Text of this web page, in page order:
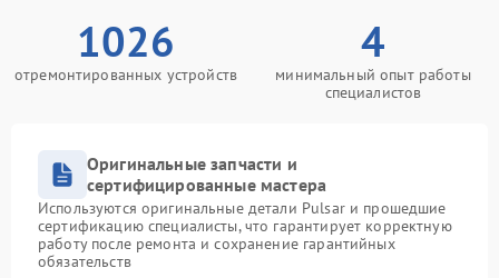
1026
отремонтированных устройств
4
минимальный опыт работы
специалистов
Оригинальные запчасти и
сертифицированные мастера
Используются оригинальные детали Pulsar и прошедшие
сертификацию специалисты, что гарантирует корректную
работу после ремонта и сохранение гарантийных
обязательств